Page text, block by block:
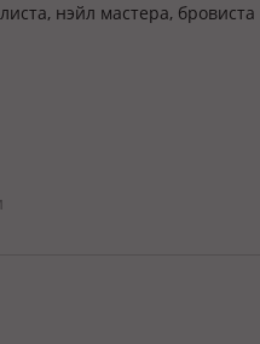
нэйл мастера, бровиста